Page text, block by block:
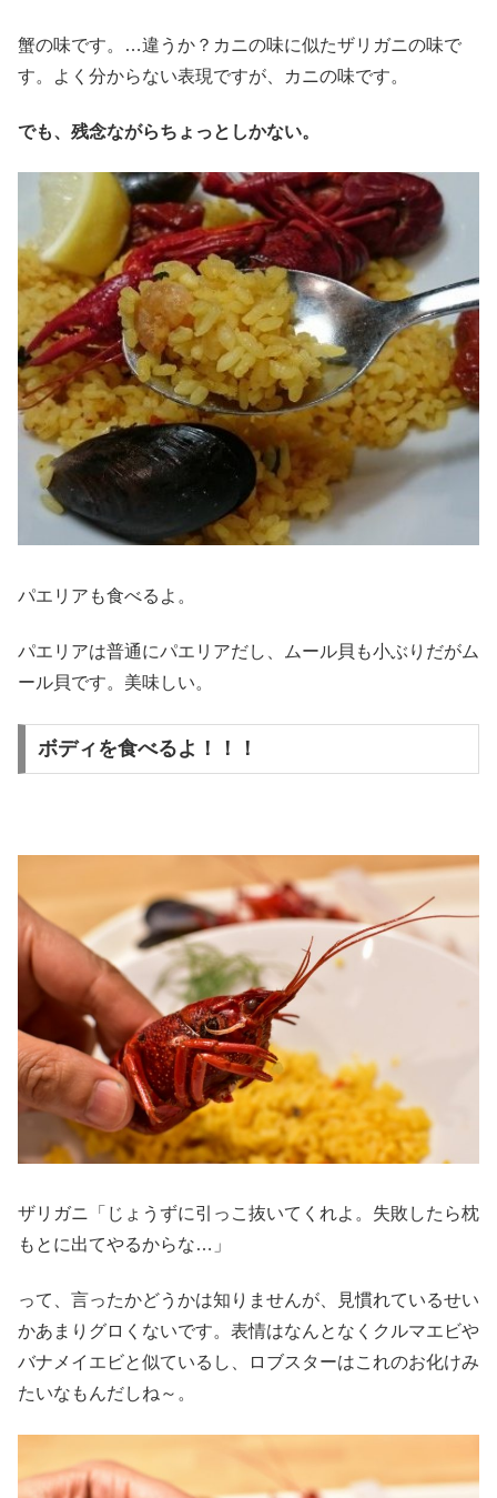
蟹の味です。…違うか？カニの味に似たザリガニの味で
す。よく分からない表現ですが、カニの味です。
でも、残念ながらちょっとしかない。
パエリアも食べるよ。
パエリアは普通にパエリアだし、ムール貝も小ぶりだがム
ール貝です。美味しい。
ボディを食べるよ！！！
ザリガニ「じょうずに引っこ抜いてくれよ。失敗したら枕
もとに出てやるからな…」
って、言ったかどうかは知りませんが、見慣れているせい
かあまりグロくないです。表情はなんとなくクルマエビや
バナメイエビと似ているし、ロブスターはこれのお化けみ
たいなもんだしね～。